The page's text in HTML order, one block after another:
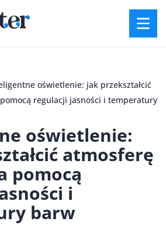
oświetlenie: jak przekształcić
regulacji jasności i temperatury
oświetlenie:
atmosferę
pomocą
i
barw